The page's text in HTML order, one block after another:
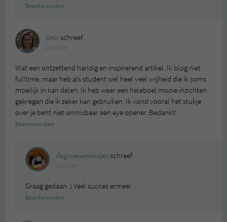
Beantwoorden
Desi schreef:
Wat een ontzettend handig en inspirerend artikel. Ik blog niet
fulltime, maar heb als student wel heel veel vrijheid die ik soms
moeilijk in kan delen. Ik heb weer een heleboel mooie inzichten
gekregen die ik zeker kan gebruiken. Ik vond vooral het stukje
over je bent niet onmisbaar een eye opener. Bedankt!
Beantwoorden
degroenemeisjesschreef:
Graag gedaan :) Veel succes ermee!
Beantwoorden